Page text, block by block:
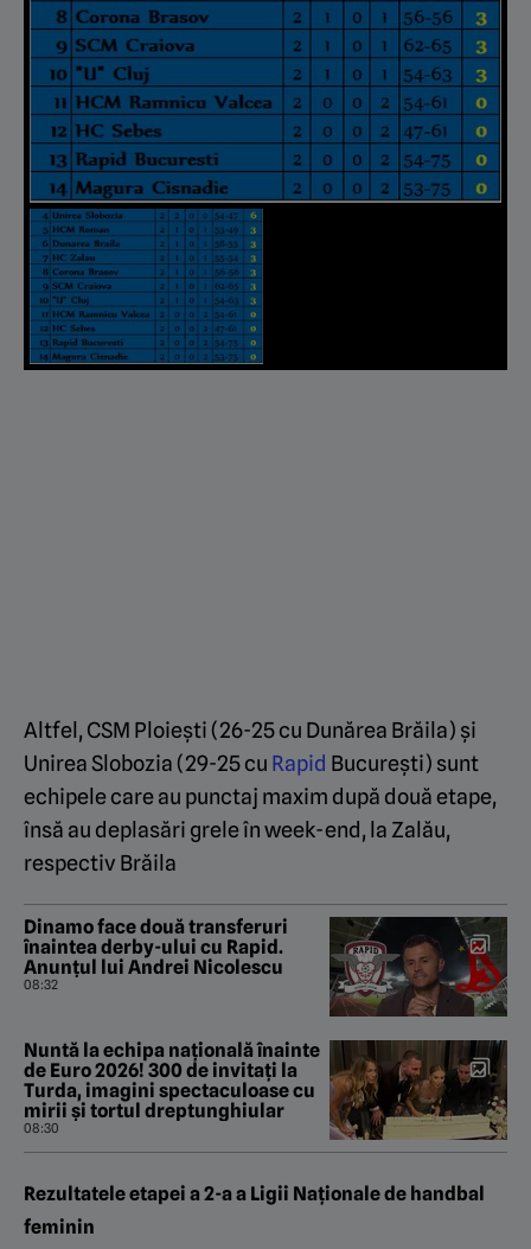
Altfel, CSM Ploiești (26-25 cu Dunărea Brăila) și
Unirea Slobozia (29-25 cu Rapid București) sunt
echipele care au punctaj maxim după două etape,
însă au deplasări grele în week-end, la Zalău,
respectiv Brăila
Dinamo face două transferuri
înaintea derby-ului cu Rapid.
Anunțul lui Andrei Nicolescu
08:32
Nuntă la echipa națională înainte
de Euro 2026! 300 de invitați la
Turda, imagini spectaculoase cu
mirii și tortul dreptunghiular
08:30
Rezultatele etapei a 2-a a Ligii Naționale de handbal
feminin